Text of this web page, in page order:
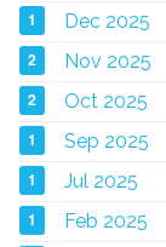
1 Dec 2025
2 Nov 2025
2 Oct 2025
1 Sep 2025
1 Jul 2025
1 Feb 2025